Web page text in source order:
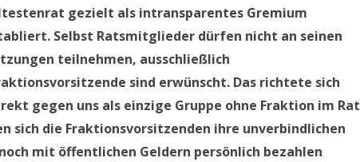
gezielt als intransparentes Gremium
Selbst Ratsmitglieder dürfen nicht an seinen
teilnehmen, ausschließlich
sind erwünscht. Das richtete sich
gegen uns als einzige Gruppe ohne Fraktion im Rat
sich die Fraktionsvorsitzenden ihre unverbindlichen
mit öffentlichen Geldern persönlich bezahlen